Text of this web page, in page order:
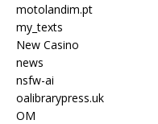
motolandim.pt
my_texts
New Casino
news
nsfw-ai
oalibrarypress.uk
OM